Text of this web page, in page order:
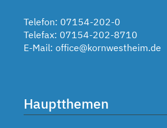
Telefon: 07154-202-0
Telefax: 07154-202-8710
E-Mail: office@kornwestheim.de
Hauptthemen